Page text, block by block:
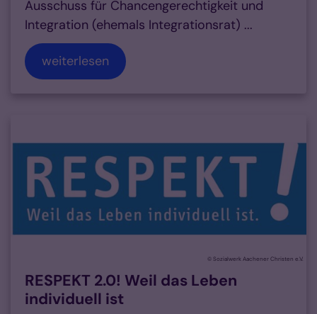
Ausschuss für Chancengerechtigkeit und
Integration (ehemals Integrationsrat) ...
weiterlesen
© Sozialwerk Aachener Christen e.V.
RESPEKT 2.0! Weil das Leben
individuell ist